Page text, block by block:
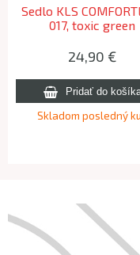
Sedlo KLS
017, toxic green
24,90 €
Skladom posledný